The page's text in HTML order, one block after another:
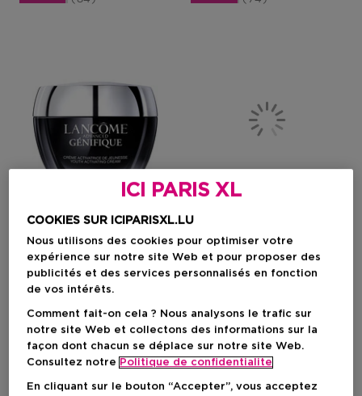
LANCÔME
Génifique
Prix du produit
81,90 €
YVES SAINT LAURENT
Rechargeable Femme
A Partir De Prix du produit
26,50 €
ICI PARIS XL
COOKIES SUR ICIPARISXL.LU
Nous utilisons des cookies pour optimiser votre
expérience sur notre site Web et pour proposer des
publicités et des services personnalisés en fonction
de vos intérêts.
Comment fait-on cela ? Nous analysons le trafic sur
notre site Web et collectons des informations sur la
façon dont chacun se déplace sur notre site Web.
Consultez notre Politique de confidentialite
En cliquant sur le bouton “Accepter”, vous acceptez